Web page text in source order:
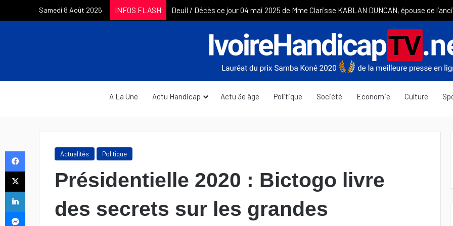
Samedi 8 Août 2026 INFOS FLASH
A La Une Actu Handicap Actu 3e âge Politique Société Economie Culture
Actualités Politique
Présidentielle 2020 : Bictogo livre
des secrets sur les grandes
Facebook
Messenger